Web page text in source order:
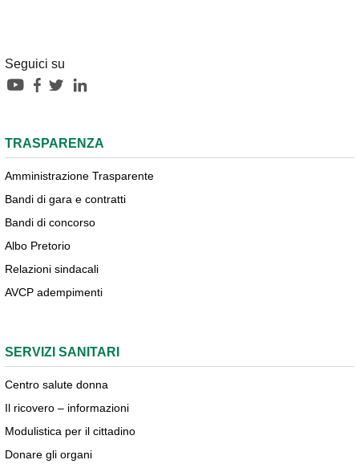
Seguici su
TRASPARENZA
Amministrazione Trasparente
Bandi di gara e contratti
Bandi di concorso
Albo Pretorio
Relazioni sindacali
AVCP adempimenti
SERVIZI SANITARI
Centro salute donna
Il ricovero – informazioni
Modulistica per il cittadino
Donare gli organi